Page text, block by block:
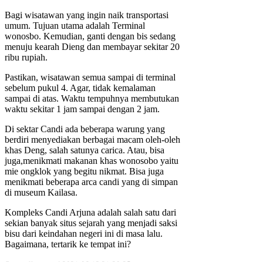
Bagi wisatawan yang ingin naik transportasi
umum. Tujuan utama adalah Terminal
wonosbo. Kemudian, ganti dengan bis sedang
menuju kearah Dieng dan membayar sekitar 20
ribu rupiah.
Pastikan, wisatawan semua sampai di terminal
sebelum pukul 4. Agar, tidak kemalaman
sampai di atas. Waktu tempuhnya membutukan
waktu sekitar 1 jam sampai dengan 2 jam.
Di sektar Candi ada beberapa warung yang
berdiri menyediakan berbagai macam oleh-oleh
khas Deng, salah satunya carica. Atau, bisa
juga,menikmati makanan khas wonosobo yaitu
mie ongklok yang begitu nikmat. Bisa juga
menikmati beberapa arca candi yang di simpan
di museum Kailasa.
Kompleks Candi Arjuna adalah salah satu dari
sekian banyak situs sejarah yang menjadi saksi
bisu dari keindahan negeri ini di masa lalu.
Bagaimana, tertarik ke tempat ini?